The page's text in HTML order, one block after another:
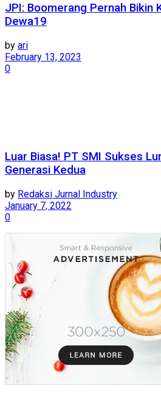
JPI: Boomerang Pernah Bikin
Dewa19
by ari
February 13, 2023
0
Luar Biasa! PT SMI Sukses
Generasi Kedua
by Redaksi Jurnal Industry
January 7, 2022
0